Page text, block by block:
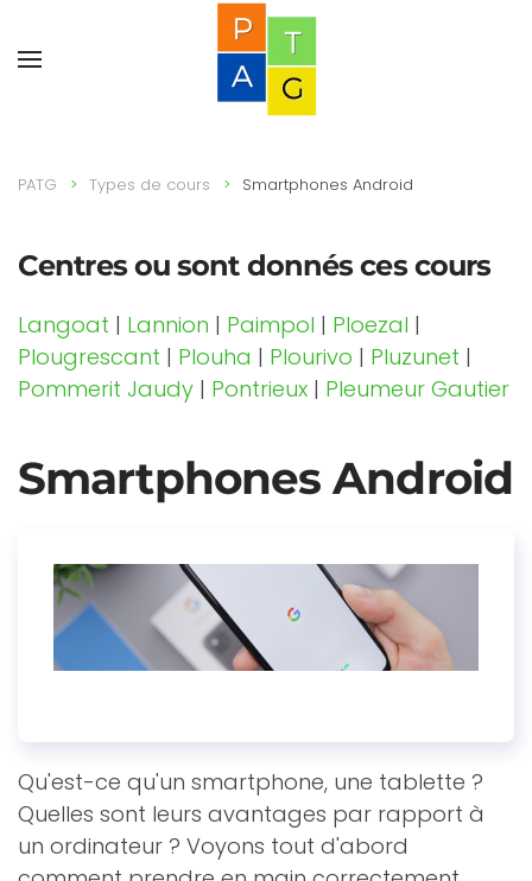
PATG Types de cours Smartphones Android
Centres ou sont donnés ces cours
Langoat | Lannion | Paimpol | Ploezal |
Plougrescant | Plouha | Plourivo | Pluzunet |
Pommerit Jaudy | Pontrieux | Pleumeur Gautier
Smartphones Android
Qu'est-ce qu'un smartphone, une tablette ?
Quelles sont leurs avantages par rapport à
un ordinateur ? Voyons tout d'abord